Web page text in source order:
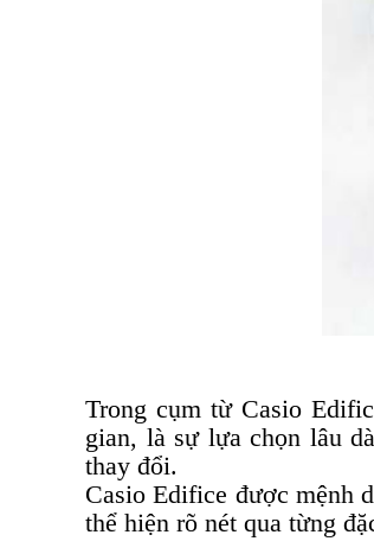
Trong cụm từ Casio
gian, là sự lựa chọn lâu
thay đổi.
Casio Edifice được mệnh
thể hiện rõ nét qua từng